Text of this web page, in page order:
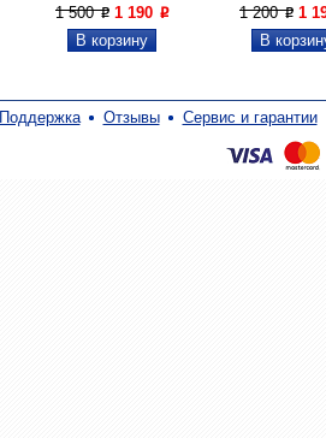
1 500P 1 190 P 1 200P 1
Поддержка Отзывы Сервис и гарантии